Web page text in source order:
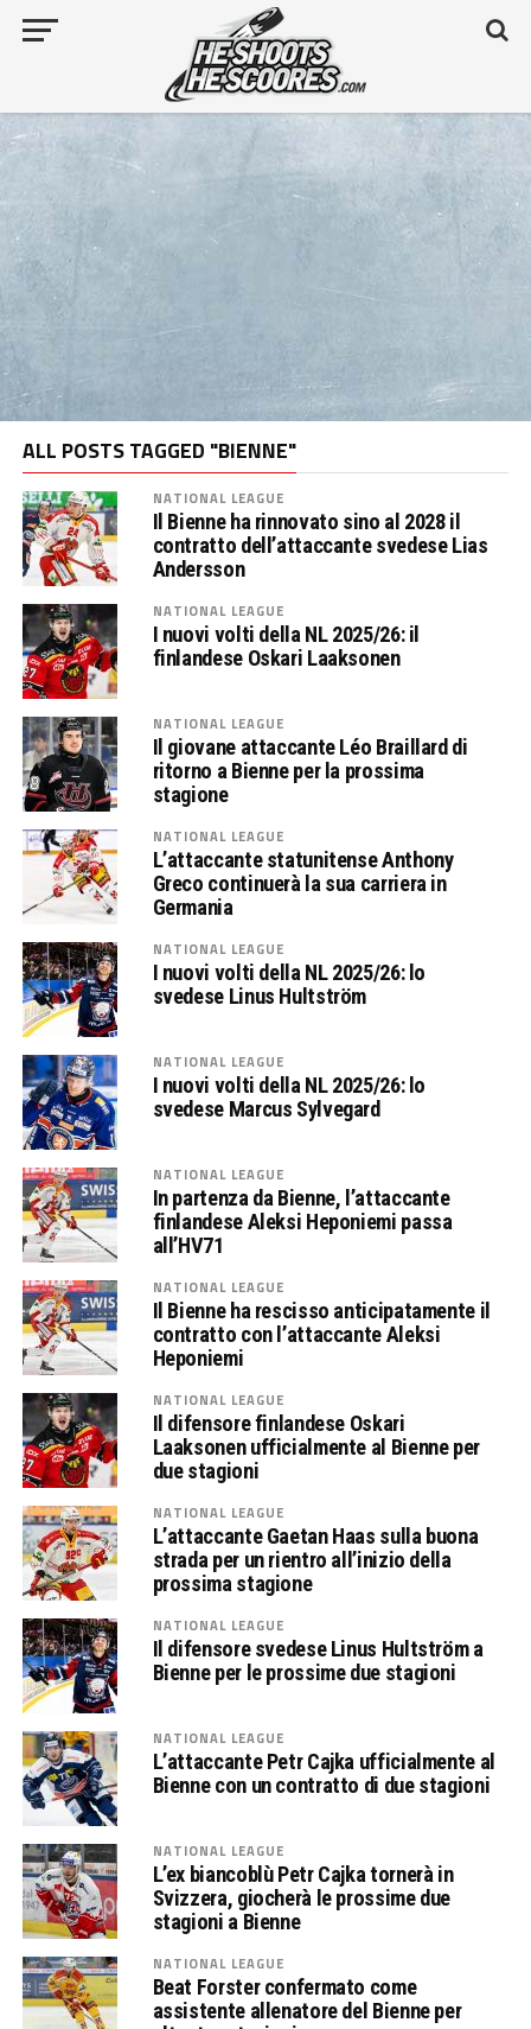
ALL POSTS TAGGED "BIENNE"
NATIONAL LEAGUE
Il Bienne ha rinnovato sino al 2028 il
contratto dell’attaccante svedese Lias
Andersson
NATIONAL LEAGUE
I nuovi volti della NL 2025/26: il
finlandese Oskari Laaksonen
NATIONAL LEAGUE
Il giovane attaccante Léo Braillard di
ritorno a Bienne per la prossima
stagione
NATIONAL LEAGUE
L’attaccante statunitense Anthony
Greco continuerà la sua carriera in
Germania
NATIONAL LEAGUE
I nuovi volti della NL 2025/26: lo
svedese Linus Hultström
NATIONAL LEAGUE
I nuovi volti della NL 2025/26: lo
svedese Marcus Sylvegard
NATIONAL LEAGUE
In partenza da Bienne, l’attaccante
finlandese Aleksi Heponiemi passa
all’HV71
NATIONAL LEAGUE
Il Bienne ha rescisso anticipatamente il
contratto con l’attaccante Aleksi
Heponiemi
NATIONAL LEAGUE
Il difensore finlandese Oskari
Laaksonen ufficialmente al Bienne per
due stagioni
NATIONAL LEAGUE
L’attaccante Gaetan Haas sulla buona
strada per un rientro all’inizio della
prossima stagione
NATIONAL LEAGUE
Il difensore svedese Linus Hultström a
Bienne per le prossime due stagioni
NATIONAL LEAGUE
L’attaccante Petr Cajka ufficialmente al
Bienne con un contratto di due stagioni
NATIONAL LEAGUE
L’ex biancoblù Petr Cajka tornerà in
Svizzera, giocherà le prossime due
stagioni a Bienne
NATIONAL LEAGUE
Beat Forster confermato come
assistente allenatore del Bienne per